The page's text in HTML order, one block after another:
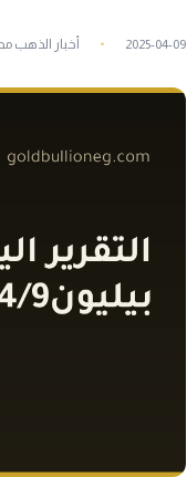
2025-04-09 أخبار الذهب